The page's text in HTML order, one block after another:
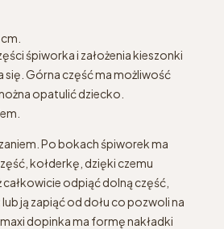
śpiworka i założenia kieszonki
się. Górna część ma możliwość
opatulić dziecko.
Po bokach śpiworek ma
kołderkę, dzięki czemu
odpiąć dolną część,
ją zapiąć od dołu co pozwoli na
dopinka ma formę nakładki